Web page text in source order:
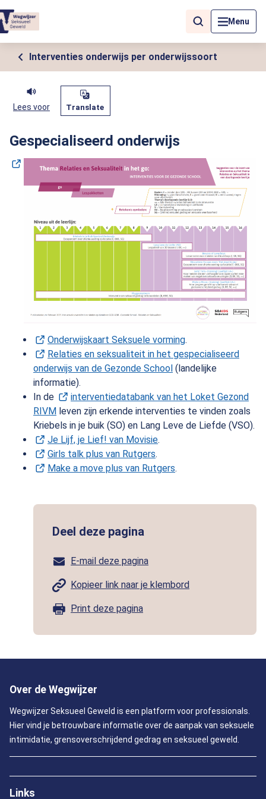
Menu
Als de resultaten voor automatisch aanvullen beschikbaar zijn,
Interventies onderwijs per onderwijssoort
Lees voor Translate
Gespecialiseerd onderwijs
Onderwijskaart Seksuele vorming(Opent in een
.
Relaties en seksualiteit in het gespecialiseerd
onderwijs van de Gezonde School (Opent in een nieuw
(landelijke
informatie).
In de
interventiedatabank van het Loket Gezond
RIVM (Opent in een nieuw tabblad)
leven zijn erkende interventies te vinden zoals
Kriebels in je buik (SO) en Lang Leve de Liefde (VSO).
Je Lijf, je Lief! van Movisie(Opent in een nieuw
.
Girls talk plus van Rutgers(Opent in een nieuw
.
Make a move plus van Rutgers(Opent in een nieuw
.
Deel deze pagina
E-mail deze pagina
Kopieer link naar je klembord
Print deze pagina
Over de Wegwijzer
Wegwijzer Seksueel Geweld is een platform voor professionals.
Hier vind je betrouwbare informatie over de aanpak van seksuele
intimidatie, grensoverschrijdend gedrag en seksueel geweld.
Links